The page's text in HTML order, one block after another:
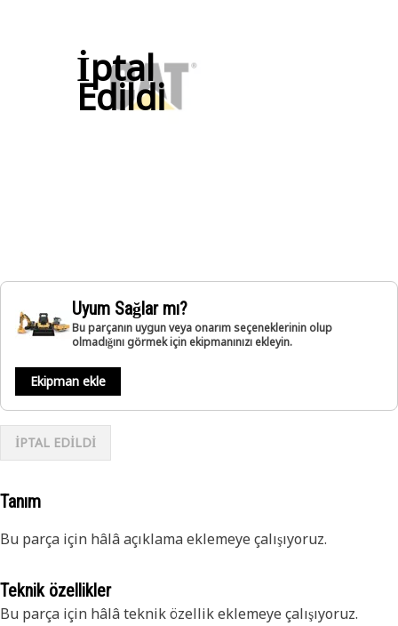
İptal
Edildi
Uyum Sağlar mı?
Bu parçanın uygun veya onarım seçeneklerinin olup
olmadığını görmek için ekipmanınızı ekleyin.
Ekipman ekle
İPTAL EDİLDİ
Tanım
Bu parça için hâlâ açıklama eklemeye çalışıyoruz.
Teknik özellikler
Bu parça için hâlâ teknik özellik eklemeye çalışıyoruz.